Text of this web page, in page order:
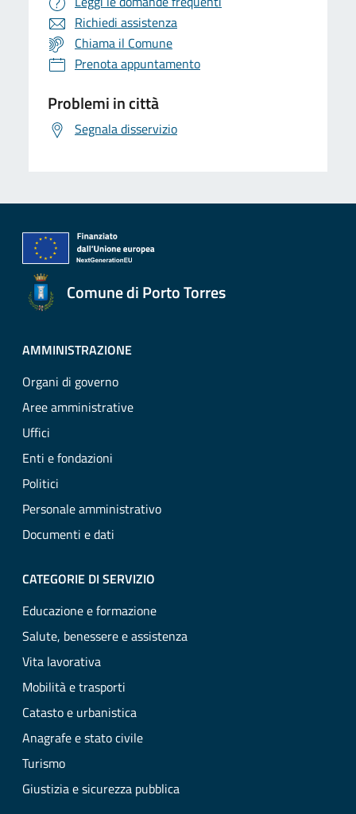
Richiedi assistenza
Chiama il Comune
Prenota appuntamento
Problemi in città
Segnala disservizio
Comune di Porto Torres
AMMINISTRAZIONE
Organi di governo
Aree amministrative
Uffici
Enti e fondazioni
Politici
Personale amministrativo
Documenti e dati
CATEGORIE DI SERVIZIO
Educazione e formazione
Salute, benessere e assistenza
Vita lavorativa
Mobilità e trasporti
Catasto e urbanistica
Anagrafe e stato civile
Turismo
Giustizia e sicurezza pubblica